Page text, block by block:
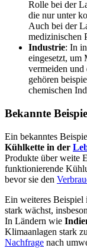
Rolle bei der
die nur unter
Auch bei der
medizinischen
Industrie: In
eingesetzt, um
vermeiden und
gehören
chemischen
Bekannte
Ein bekanntes
Kühlkette in der
Produkte über weite
funktionierende
bevor sie den
Ein weiteres Beispiel
stark wächst,
In Ländern wie
Klimaanlagen stark
Nachfrage nach